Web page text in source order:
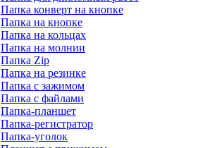
Папка конверт на кнопке
Папка на кнопке
Папка на кольцах
Папка на молнии
Папка Zip
Папка на резинке
Папка с зажимом
Папка с файлами
Папка-планшет
Папка-регистратор
Папка-уголок